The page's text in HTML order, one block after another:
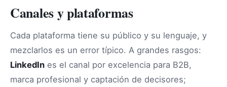
Canales y plataformas
Cada plataforma tiene su público y su lenguaje, y
mezclarlos es un error típico. A grandes rasgos:
LinkedIn es el canal por excelencia para B2B,
marca profesional y captación de decisores;